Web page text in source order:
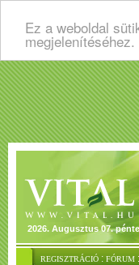
Ez a weboldal
2026. Augusztus 07.
REGISZTRÁCIÓ : FÓRUM :